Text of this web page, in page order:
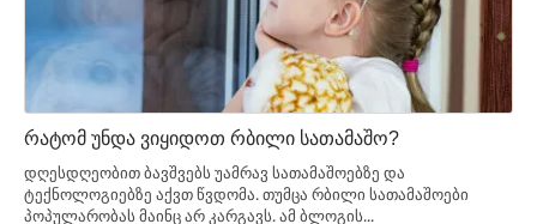
რატომ უნდა ვიყიდოთ რბილი სათამაშო?
დღესდღეობით ბავშვებს უამრავ სათამაშოებზე და
ტექნოლოგიებზე აქვთ წვდომა. თუმცა რბილი სათამაშოები
პოპულარობას მაინც არ კარგავს. ამ ბლოგის...